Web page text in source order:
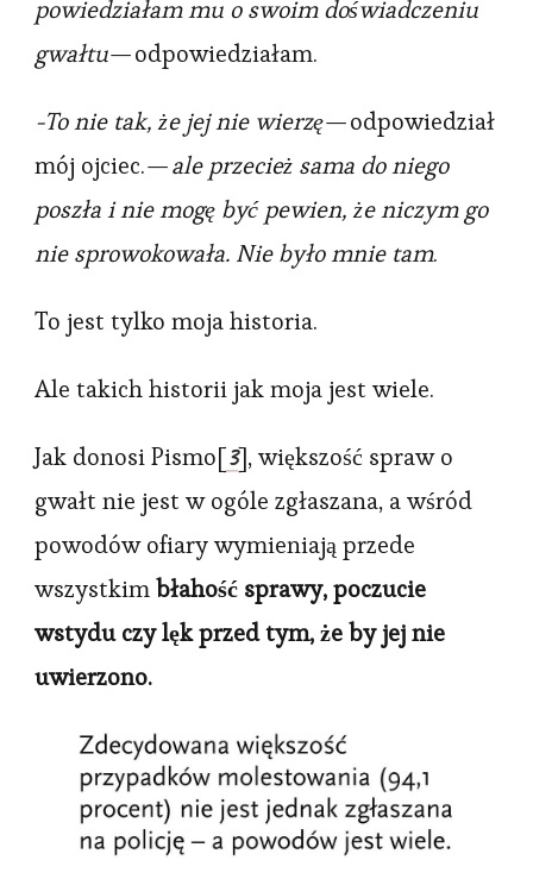
powiedziałam mu o swoim doświadczeniu
gwałtu— odpowiedziałam.
-To nie tak, że jej nie wierzę— odpowiedział
mój ojciec. —ale przecież sama do niego
poszła i nie mogę być pewien, że niczym go
nie sprowokowała. Nie było mnie tam.
To jest tylko moja historia.
Ale takich historii jak moja jest wiele.
Jak donosi Pismo[3], większość spraw o
gwałt nie jest w ogóle zgłaszana, a wśród
powodów ofiary wymieniają przede
wszystkimbłahość sprawy, poczucie
wstydu czy lęk przed tym, że by jej nie
uwierzono.